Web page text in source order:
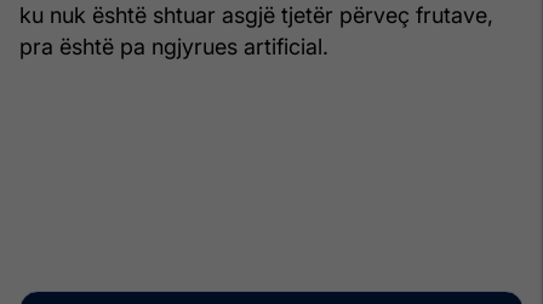
ku nuk është shtuar asgjë tjetër përveç frutave,
pra është pa ngjyrues artificial.